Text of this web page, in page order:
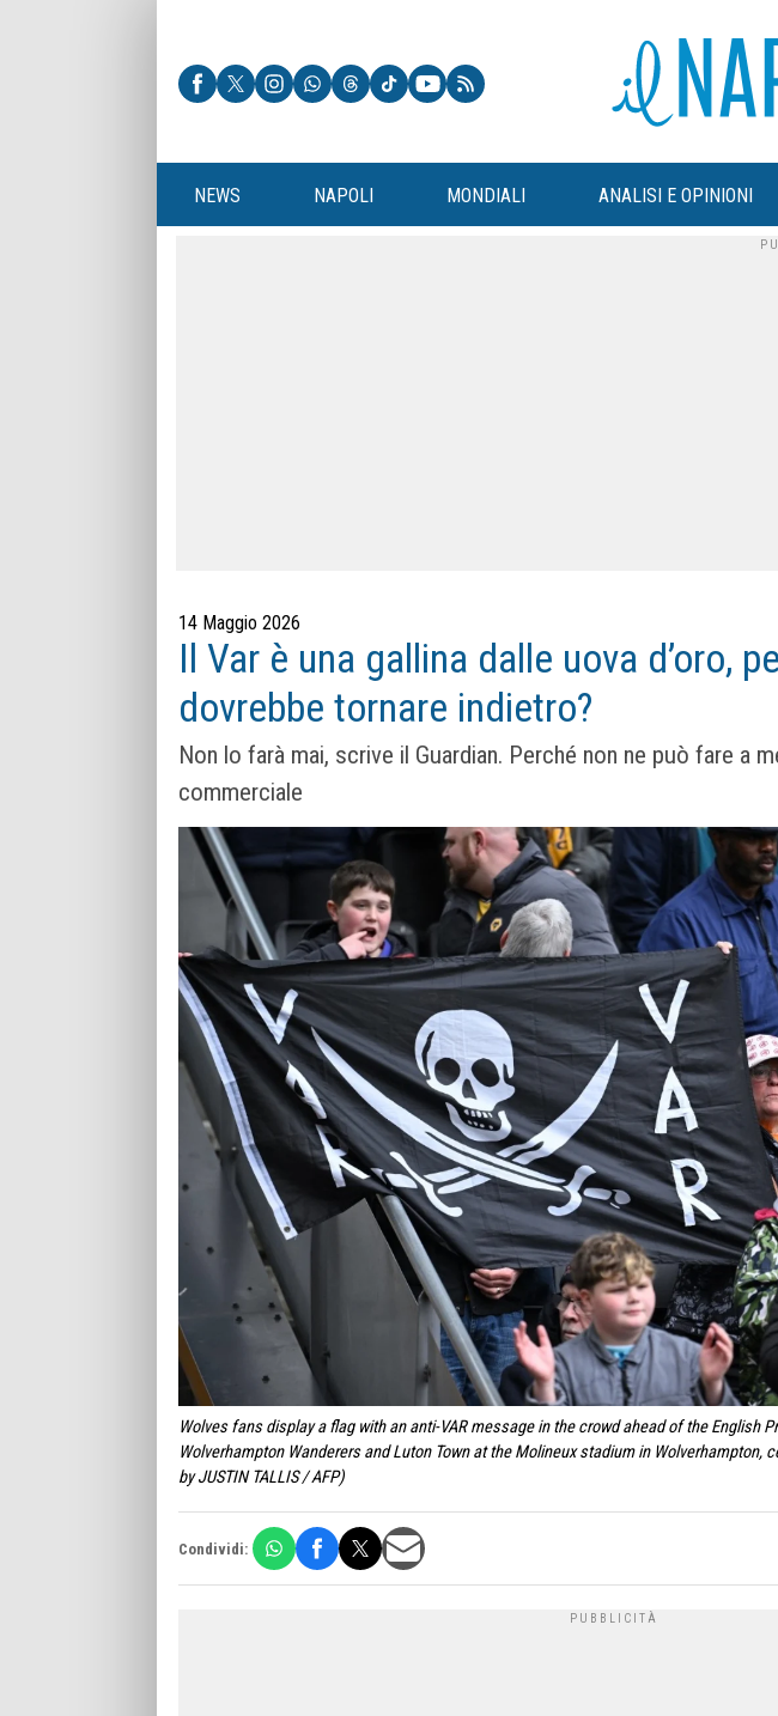
NEWS NAPOLI MONDIALI ANALISI E OPINIONI
14 Maggio 2026
Il Var è una gallina dalle uova d’oro,
dovrebbe tornare indietro?
Non lo farà mai, scrive il Guardian. Perché non ne può fare a
commerciale
Wolves fans display a flag with an anti-VAR message in the crowd ahead of the English
Wolverhampton Wanderers and Luton Town at the Molineux stadium in Wolverhampton,
by JUSTIN TALLIS / AFP)
Condividi: